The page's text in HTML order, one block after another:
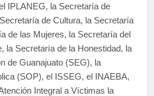
IPLANEG, la Secretaría de
de Cultura, la Secretaría
de las Mujeres, la Secretaría del
la Secretaría de la Honestidad, la
de Guanajuato (SEG), la
(SOP), el ISSEG, el INAEBA,
Integral a Víctimas la